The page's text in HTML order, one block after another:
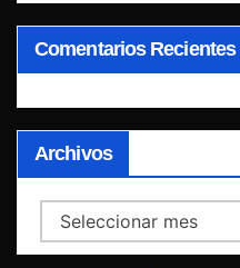
Comentarios Recientes
Archivos
Archivos